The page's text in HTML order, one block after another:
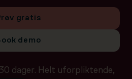
gratis
demo
dager. Helt uforpliktende,